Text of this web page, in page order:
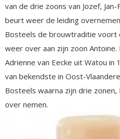
van de drie zoons van Jozef,
beurt weer de leiding
Bosteels de brouwtraditie voort
weer over aan zijn zoon
Adrienne van Eecke uit Watou
van bekendste in Oost-
Bosteels waarna zijn drie
over nemen.